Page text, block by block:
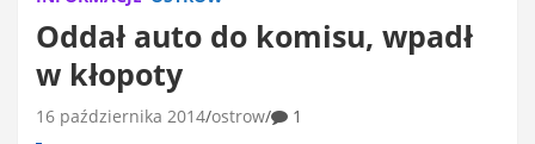
Oddał auto do komisu, wpadł
w kłopoty
16 października 2014 ostrow 1